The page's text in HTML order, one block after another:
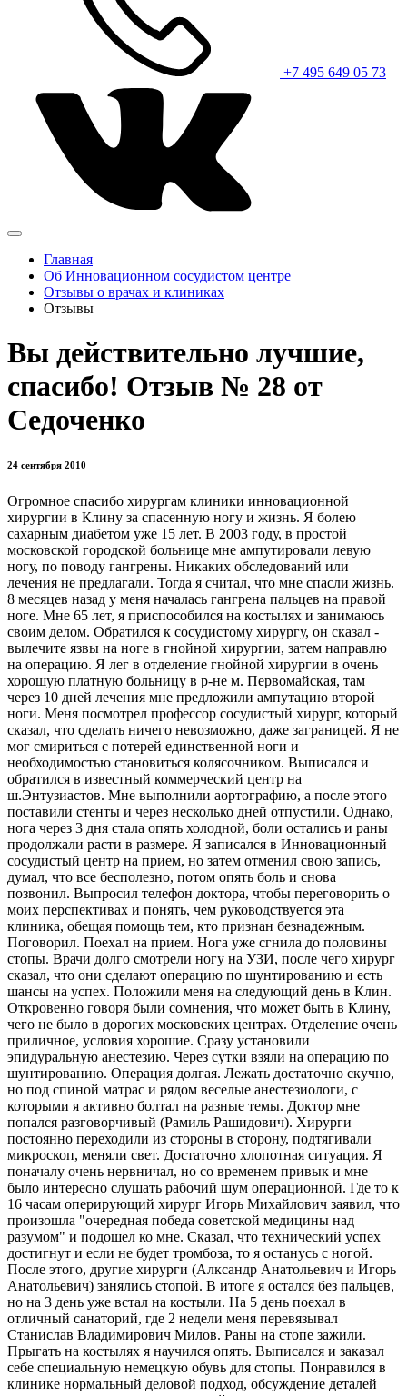
+7 495 649 05 73
Главная
Об Инновационном сосудистом центре
Отзывы о врачах и клиниках
Отзывы
Вы действительно лучшие,
спасибо! Отзыв № 28 от
Седоченко
24 сентября 2010
Огромное спасибо хирургам клиники инновационной
хирургии в Клину за спасенную ногу и жизнь. Я болею
сахарным диабетом уже 15 лет. В 2003 году, в простой
московской городской больнице мне ампутировали левую
ногу, по поводу гангрены. Никаких обследований или
лечения не предлагали. Тогда я считал, что мне спасли жизнь.
8 месяцев назад у меня началась гангрена пальцев на правой
ноге. Мне 65 лет, я приспособился на костылях и занимаюсь
своим делом. Обратился к сосудистому хирургу, он сказал -
вылечите язвы на ноге в гнойной хирургии, затем направлю
на операцию. Я лег в отделение гнойной хирургии в очень
хорошую платную больницу в р-не м. Первомайская, там
через 10 дней лечения мне предложили ампутацию второй
ноги. Меня посмотрел профессор сосудистый хирург, который
сказал, что сделать ничего невозможно, даже заграницей. Я не
мог смириться с потерей единственной ноги и
необходимостью становиться колясочником. Выписался и
обратился в известный коммерческий центр на
ш.Энтузиастов. Мне выполнили аортографию, а после этого
поставили стенты и через несколько дней отпустили. Однако,
нога через 3 дня стала опять холодной, боли остались и раны
продолжали расти в размере. Я записался в Инновационный
сосудистый центр на прием, но затем отменил свою запись,
думал, что все бесполезно, потом опять боль и снова
позвонил. Выпросил телефон доктора, чтобы переговорить о
моих перспективах и понять, чем руководствуется эта
клиника, обещая помощь тем, кто признан безнадежным.
Поговорил. Поехал на прием. Нога уже сгнила до половины
стопы. Врачи долго смотрели ногу на УЗИ, после чего хирург
сказал, что они сделают операцию по шунтированию и есть
шансы на успех. Положили меня на следующий день в Клин.
Откровенно говоря были сомнения, что может быть в Клину,
чего не было в дорогих московских центрах. Отделение очень
приличное, условия хорошие. Сразу установили
эпидуральную анестезию. Через сутки взяли на операцию по
шунтированию. Операция долгая. Лежать достаточно скучно,
но под спиной матрас и рядом веселые анестезиологи, с
которыми я активно болтал на разные темы. Доктор мне
попался разговорчивый (Рамиль Рашидович). Хирурги
постоянно переходили из стороны в сторону, подтягивали
микроскоп, меняли свет. Достаточно хлопотная ситуация. Я
поначалу очень нервничал, но со временем привык и мне
было интересно слушать рабочий шум операционной. Где то к
16 часам оперирующий хирург Игорь Михайлович заявил, что
произошла "очередная победа советской медицины над
разумом" и подошел ко мне. Сказал, что технический успех
достигнут и если не будет тромбоза, то я останусь с ногой.
После этого, другие хирурги (Алксандр Анатольевич и Игорь
Анатольевич) занялись стопой. В итоге я остался без пальцев,
но на 3 день уже встал на костыли. На 5 день поехал в
отличный санаторий, где 2 недели меня перевязывал
Станислав Владимирович Милов. Раны на стопе зажили.
Прыгать на костылях я научился опять. Выписался и заказал
себе специальную немецкую обувь для стопы. Понравился в
клинике нормальный деловой подход, обсуждение деталей